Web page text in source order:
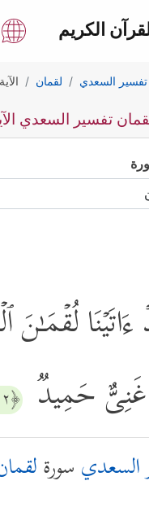
الكريم
تفسير السعدي لقمان الآية 12
تفسير السعدي الآية
ءَاتَیۡنَا
غَنِیٌّ حَمِیدࣱ ﴿١٢﴾
السعدي سورة